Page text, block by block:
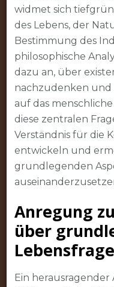
widmet sich
des Lebens, der
Bestimmung des
philosophische
dazu an, über
nachzudenken
auf das
diese zentralen
Verständnis für die
entwickeln und
grundlegenden
Anregung
über
Ein